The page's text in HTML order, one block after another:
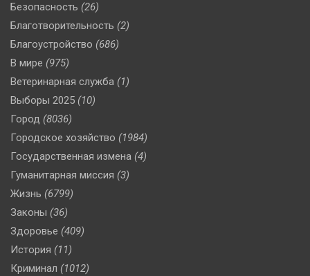
Безопасность (26)
Благотворительность (2)
Благоустройство (686)
В мире (975)
Ветеринарная служба (1)
Выборы 2025 (10)
Город (8036)
Городское хозяйство (1984)
Государственная измена (4)
Гуманитарная миссия (3)
Жизнь (6799)
Законы (36)
Здоровье (409)
История (11)
Криминал (1012)